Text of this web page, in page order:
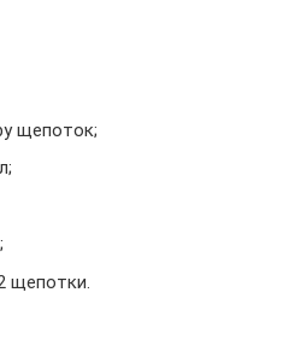
щепоток;
щепотки.